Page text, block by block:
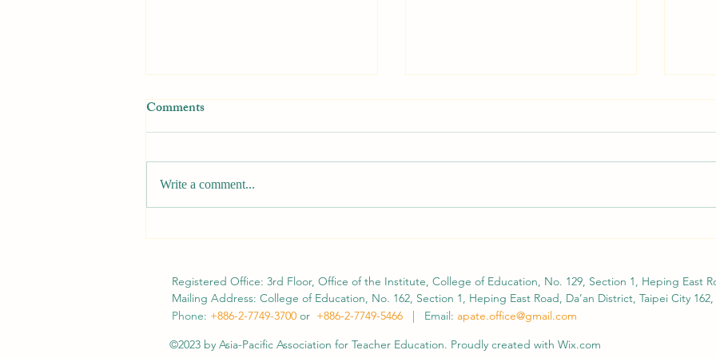
[Call for Papers] APATE 2026
Second Call for Submissions
Extended: WERA–TERA 2026
Focal Meeting
participation and academic exchange
Submissi
Comments
Write a comment...
Registered Office: 3rd Floor, Office of the Institute, College of Education, No. 129, Section 1, Heping East
Mailing Address: College of Education, No. 162, Section 1, Heping East Road, Da’an District, Taipei City 162,
Phone: +886-2-7749-3700 or +886-2-7749-5466 Email: apate.office@gmail.com
©2023 by Asia-Pacific Association for Teacher Education. Proudly created with Wix.com